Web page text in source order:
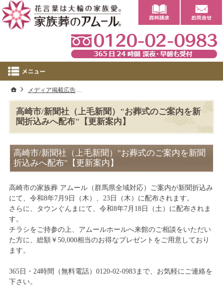
高崎市/新聞社（上毛新聞）"お葬式のご案内を新
聞折込みへ配布"【更新案内】
高崎市/新聞社（上毛新聞）"お葬式のご案内を新聞
折込みへ配布"【更新案内】
高崎市の家族葬 アムール（群馬県全域対応）ご案内が新聞折込み
にて、令和8年7月9日（木）、23日（木）に配布されます。
さらに、タウンぐんまにて、令和8年7月18日（土）に配布されま
す。
チラシをご持参の上、アムールホールへ来館のご相談をいただい
た方に、総額￥50,000相当のお得なプレゼントをご用意しており
ます。
365日・24時間（無料電話）0120-02-0983まで、お気軽にご連絡を
下さい。
ホーム
メディア掲載広告